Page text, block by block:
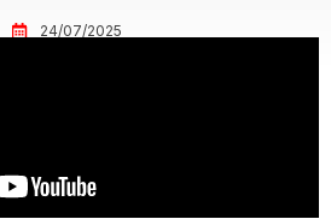
24/07/2025